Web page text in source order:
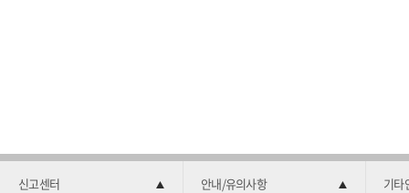
신고센터 안내/유의사항 기타